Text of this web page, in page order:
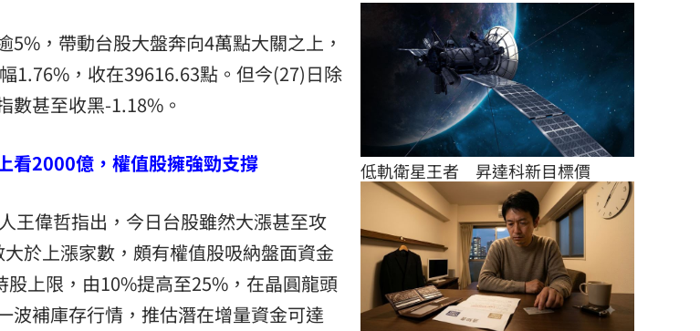
5%，帶動台股大盤奔向4萬點大關之上，
1.76%，收在39616.63點。但今(27)日除
數甚至收黑-1.18%。
看2000億，權值股擁強勁支撐
王偉哲指出，今日台股雖然大漲甚至攻
於上漲家數，頗有權值股吸納盤面資金
上限，由10%提高至25%，在晶圓龍頭
波補庫存行情，推估潛在增量資金可達
低軌衛星王者　昇達科新目標價